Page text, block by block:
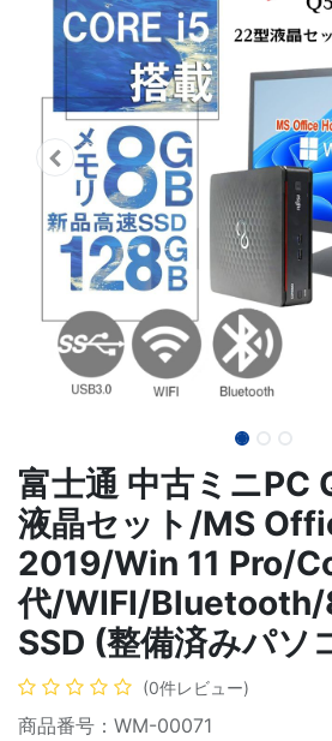
富士通 中古ミニ
液晶セット/MS
2019/Win 11 Pro/
代/WIFI/Bluetooth/
SSD (整備済みパソ
(0件レビュー)
商品番号：WM-00071